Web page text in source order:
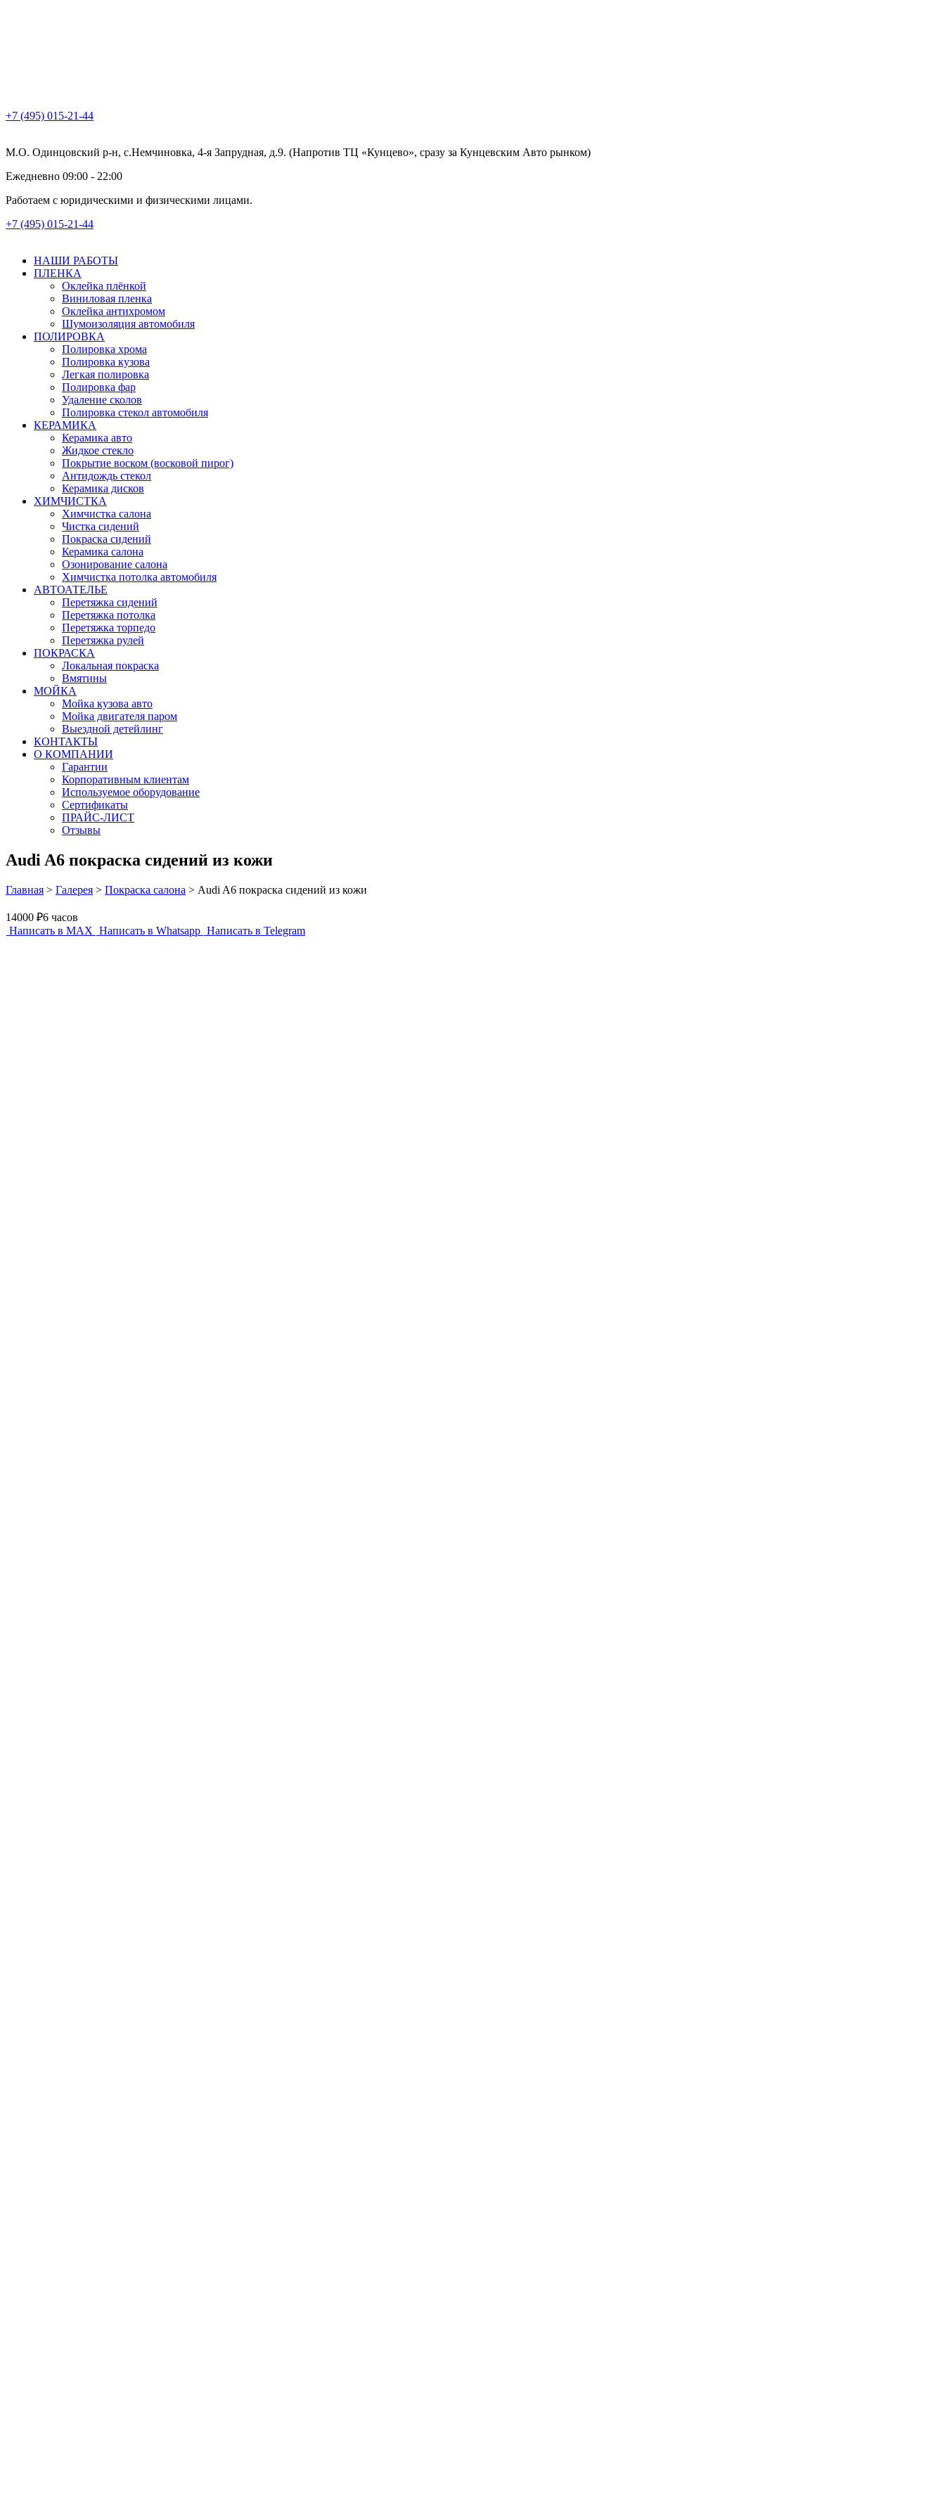
+7 (495) 015-21-44
М.О. Одинцовский р-н, с.Немчиновка, 4-я Запрудная, д.9. (Напротив ТЦ «Кунцево», сразу за Кунцевским Авто рынком)
Ежедневно 09:00 - 22:00
Работаем с юридическими и физическими лицами.
+7 (495) 015-21-44
НАШИ РАБОТЫ
ПЛЕНКА
Оклейка плёнкой
Виниловая пленка
Оклейка антихромом
Шумоизоляция автомобиля
ПОЛИРОВКА
Полировка хрома
Полировка кузова
Легкая полировка
Полировка фар
Удаление сколов
Полировка стекол автомобиля
КЕРАМИКА
Керамика авто
Жидкое стекло
Покрытие воском (восковой пирог)
Антидождь стекол
Керамика дисков
ХИМЧИСТКА
Химчистка салона
Чистка сидений
Покраска сидений
Керамика салона
Озонирование салона
Химчистка потолка автомобиля
АВТОАТЕЛЬЕ
Перетяжка сидений
Перетяжка потолка
Перетяжка торпедо
Перетяжка рулей
ПОКРАСКА
Локальная покраска
Вмятины
МОЙКА
Мойка кузова авто
Мойка двигателя паром
Выездной детейлинг
КОНТАКТЫ
О КОМПАНИИ
Гарантии
Корпоративным клиентам
Используемое оборудование
Сертификаты
ПРАЙС-ЛИСТ
Отзывы
Audi A6 покраска сидений из кожи
Главная > Галерея > Покраска салона > Audi A6 покраска сидений из кожи
14000 ₽6 часов
Написать в MAX Написать в Whatsapp Написать в Telegram